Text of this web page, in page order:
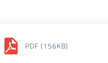
PDF (156KB)